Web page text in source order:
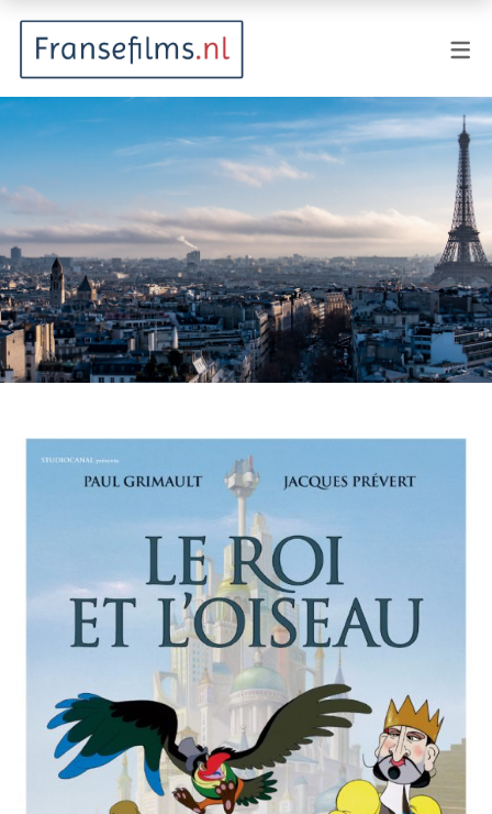
Animatie
Documentaire
Drama
Fantasy
Horror
Oorlogsfilm
Romantische komedie